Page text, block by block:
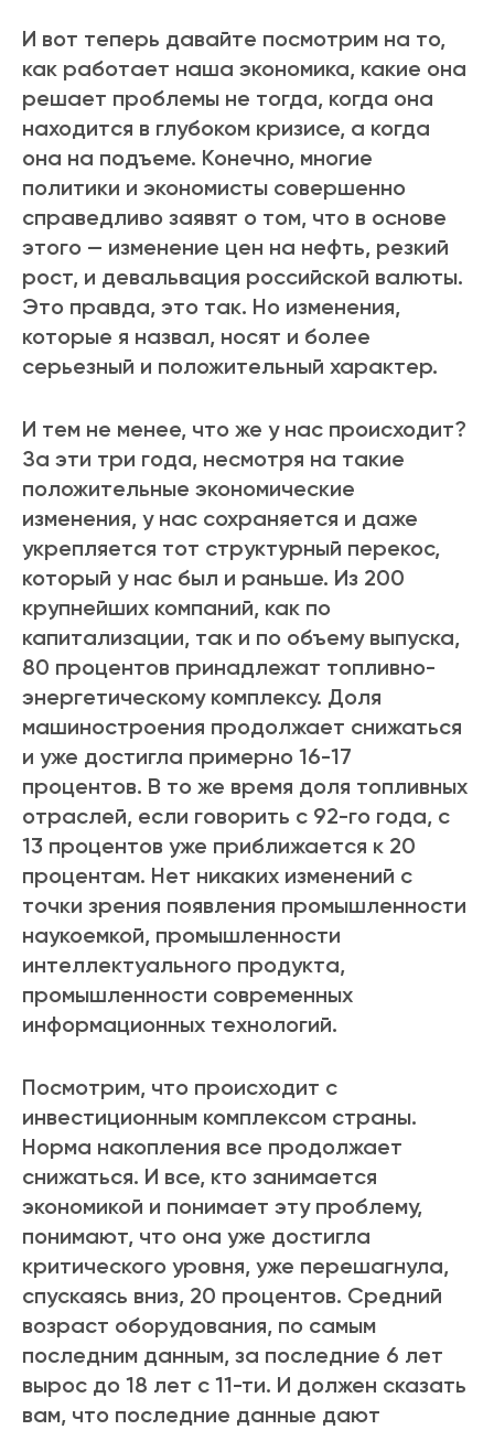
И вот теперь давайте посмотрим на то,
как работает наша экономика, какие она
решает проблемы не тогда, когда она
находится в глубоком кризисе, а когда
она на подъеме. Конечно, многие
политики и экономисты совершенно
справедливо заявят о том, что в основе
этого — изменение цен на нефть, резкий
рост, и девальвация российской валюты.
Это правда, это так. Но изменения,
которые я назвал, носят и более
серьезный и положительный характер.
И тем не менее, что же у нас происходит?
За эти три года, несмотря на такие
положительные экономические
изменения, у нас сохраняется и даже
укрепляется тот структурный перекос,
который у нас был и раньше. Из 200
крупнейших компаний, как по
капитализации, так и по объему выпуска,
80 процентов принадлежат топливно-
энергетическому комплексу. Доля
машиностроения продолжает снижаться
и уже достигла примерно 16-17
процентов. В то же время доля топливных
отраслей, если говорить с 92-го года, с
13 процентов уже приближается к 20
процентам. Нет никаких изменений с
точки зрения появления промышленности
наукоемкой, промышленности
интеллектуального продукта,
промышленности современных
информационных технологий.
Посмотрим, что происходит с
инвестиционным комплексом страны.
Норма накопления все продолжает
снижаться. И все, кто занимается
экономикой и понимает эту проблему,
понимают, что она уже достигла
критического уровня, уже перешагнула,
спускаясь вниз, 20 процентов. Средний
возраст оборудования, по самым
последним данным, за последние 6 лет
вырос до 18 лет с 11-ти. И должен сказать
вам, что последние данные дают